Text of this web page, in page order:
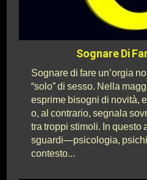
Sognare Di
Sognare di fare un’orgia
“solo” di sesso. Nella
esprime bisogni di novità,
o, al contrario, segnala
tra troppi stimoli. In questo
sguardi—psicologia,
contesto...